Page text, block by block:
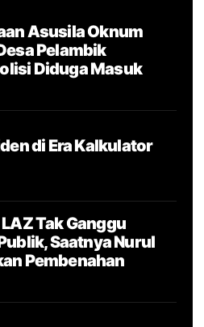
Asusila Oknum
Pelambik
Diduga Masuk
di Era Kalkulator
Tak Ganggu
Saatnya Nurul
Pembenahan